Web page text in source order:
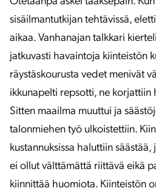
sisäilmantutkijan tehtävissä,
aikaa. Vanhanajan talkkari
jatkuvasti havaintoja kiinteistön
räystäskourusta vedet menivät
ikkunapelti repsotti, ne korjattiin
Sitten maailma muuttui ja
talonmiehen työ ulkoistettiin.
kustannuksissa haluttiin
ei ollut välttämättä riittävä eikä
kiinnittää huomiota. Kiinteistön